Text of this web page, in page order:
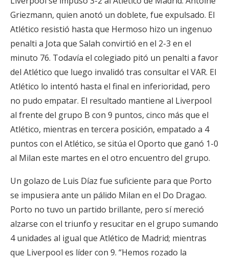
Griezmann, quien anotó un doblete, fue expulsado. El
Atlético resistió hasta que Hermoso hizo un ingenuo
penalti a Jota que Salah convirtió en el 2-3 en el
minuto 76. Todavía el colegiado pitó un penalti a favor
del Atlético que luego invalidó tras consultar el VAR. El
Atlético lo intentó hasta el final en inferioridad, pero
no pudo empatar. El resultado mantiene al Liverpool
al frente del grupo B con 9 puntos, cinco más que el
Atlético, mientras en tercera posición, empatado a 4
puntos con el Atlético, se sitúa el Oporto que ganó 1-0
al Milan este martes en el otro encuentro del grupo.
Un golazo de Luis Díaz fue suficiente para que Porto
se impusiera ante un pálido Milan en el Do Dragao.
Porto no tuvo un partido brillante, pero sí mereció
alzarse con el triunfo y resucitar en el grupo sumando
4 unidades al igual que Atlético de Madrid; mientras
que Liverpool es líder con 9. “Hemos rozado la